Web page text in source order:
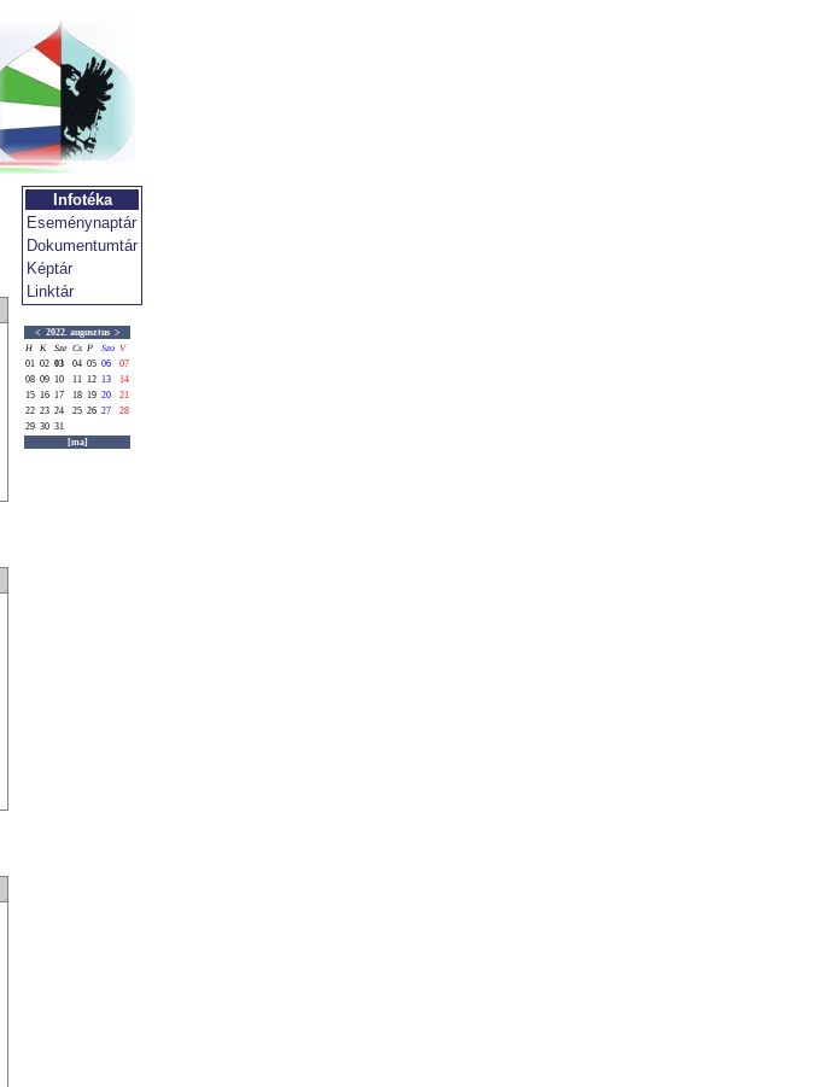
Infotéka
Eseménynaptár
Dokumentumtár
Képtár
Linktár
< 2022. augusztus >
H
K Sze Cs P Szo V
01 02 03 04 05 06
07
08 09 10 11 12 13
14
15 16 17 18 19 20
21
22 23 24 25 26 27
28
29 30 31
[ma]